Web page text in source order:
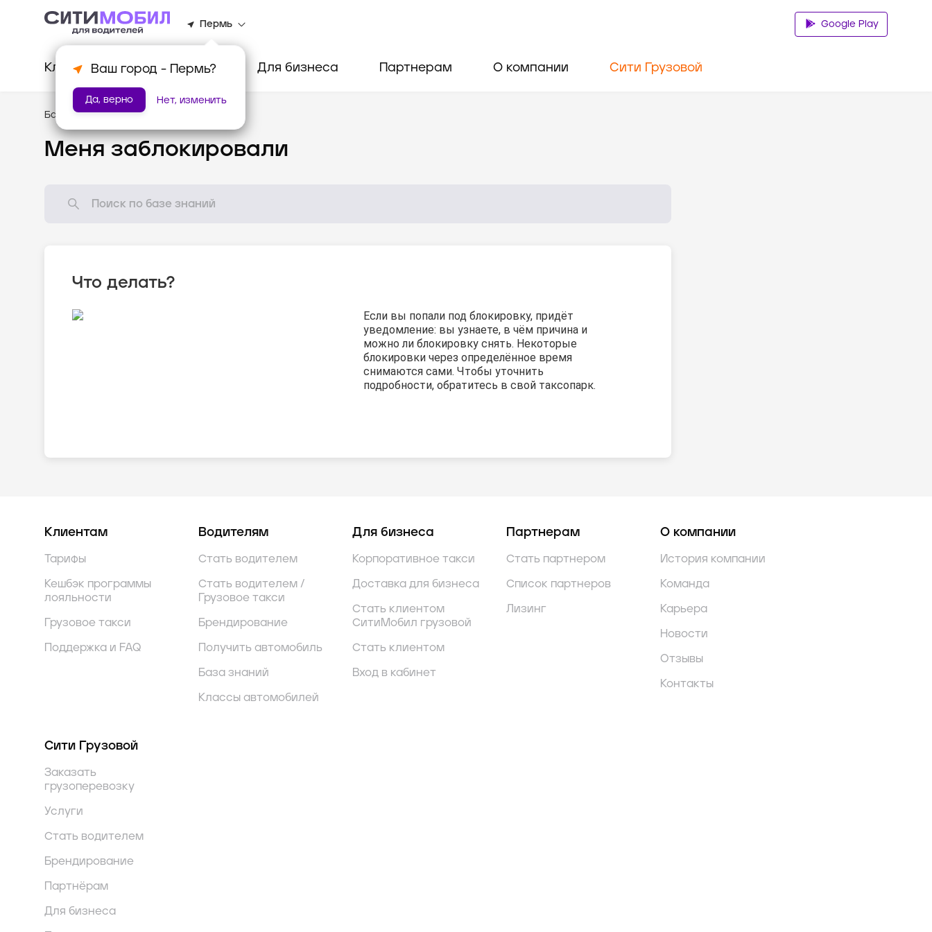
Пермь
Ваш город - Пермь?
Да, верно Нет, изменить
Google Play
Клиентам Водителям Для бизнеса Партнерам О компании Сити Грузовой
База знаний /Популярные вопросы
Меня заблокировали
Что делать?
Если вы попали под блокировку, придёт
уведомление: вы узнаете, в чём причина и
можно ли блокировку снять. Некоторые
блокировки через определённое время
снимаются сами. Чтобы уточнить
подробности, обратитесь в свой таксопарк.
Если вы попали под блокировку, придёт
уведомление: вы узнаете, в чём причина и
можно ли блокировку снять. Некоторые
блокировки через определённое время
снимаются сами. Чтобы уточнить
подробности, обратитесь в свой таксопарк.
Если вы попали под блокировку, придёт
уведомление: вы узнаете, в чём причина и
можно ли блокировку снять. Некоторые
блокировки через определённое время
снимаются сами. Чтобы уточнить
подробности, обратитесь в свой таксопарк.
Клиентам
Тарифы
Кешбэк программы
лояльности
Грузовое такси
Поддержка и FAQ
Водителям
Стать водителем
Стать водителем /
Грузовое такси
Брендирование
Получить автомобиль
База знаний
Классы автомобилей
Для бизнеса
Корпоративное такси
Доставка для бизнеса
Стать клиентом
СитиМобил грузовой
Стать клиентом
Вход в кабинет
Партнерам
Стать партнером
Список партнеров
Лизинг
О компании
История компании
Команда
Карьера
Новости
Отзывы
Контакты
Сити Грузовой
Заказать
грузоперевозку
Услуги
Стать водителем
Брендирование
Партнёрам
Для бизнеса